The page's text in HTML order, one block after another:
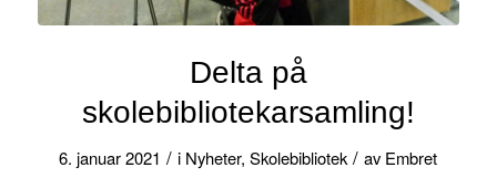
Delta på
skolebibliotekarsamling!
6. januar 2021 / i Nyheter,Skolebibliotek / av Embret